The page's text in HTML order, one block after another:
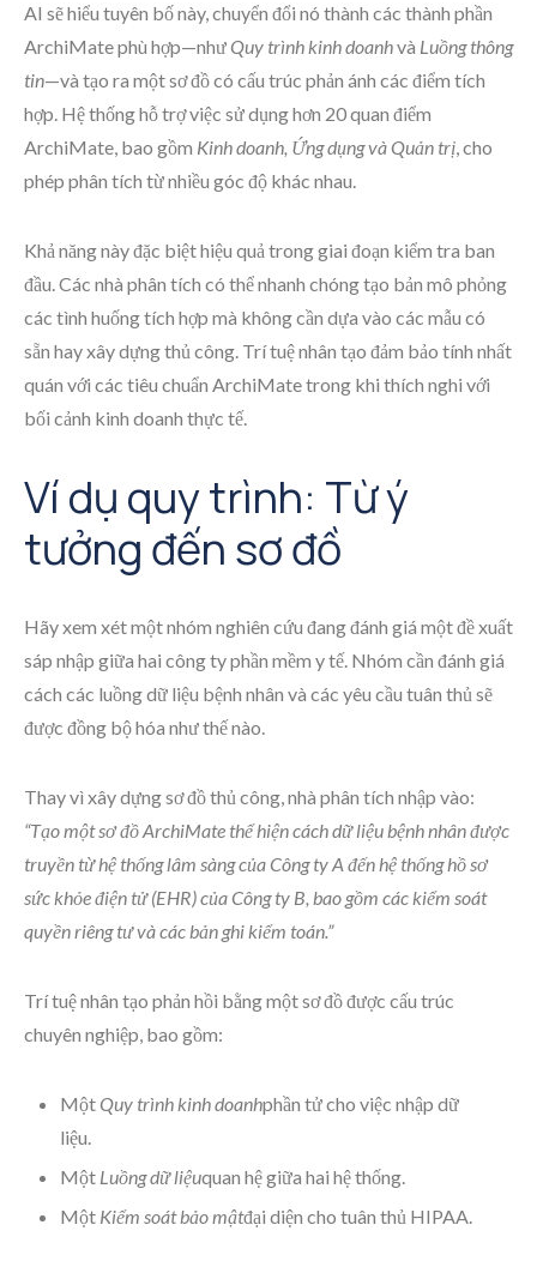
AI sẽ hiểu tuyên bố này, chuyển đổi nó thành các thành phần
ArchiMate phù hợp—nhưQuy trình kinh doanhvà Luồng thông
tin—và tạo ra một sơ đồ có cấu trúc phản ánh các điểm tích
hợp. Hệ thống hỗ trợ việc sử dụng hơn 20 quan điểm
ArchiMate, bao gồm Kinh doanh, Ứng dụng và Quản trị, cho
phép phân tích từ nhiều góc độ khác nhau.
Khả năng này đặc biệt hiệu quả trong giai đoạn kiểm tra ban
đầu. Các nhà phân tích có thể nhanh chóng tạo bản mô phỏng
các tình huống tích hợp mà không cần dựa vào các mẫu có
sẵn hay xây dựng thủ công. Trí tuệ nhân tạo đảm bảo tính nhất
quán với các tiêu chuẩn ArchiMate trong khi thích nghi với
bối cảnh kinh doanh thực tế.
Ví dụ quy trình: Từ ý
tưởng đến sơ đồ
Hãy xem xét một nhóm nghiên cứu đang đánh giá một đề xuất
sáp nhập giữa hai công ty phần mềm y tế. Nhóm cần đánh giá
cách các luồng dữ liệu bệnh nhân và các yêu cầu tuân thủ sẽ
được đồng bộ hóa như thế nào.
Thay vì xây dựng sơ đồ thủ công, nhà phân tích nhập vào:
“Tạo một sơ đồ ArchiMate thể hiện cách dữ liệu bệnh nhân được
truyền từ hệ thống lâm sàng của Công ty A đến hệ thống hồ sơ
sức khỏe điện tử (EHR) của Công ty B, bao gồm các kiểm soát
quyền riêng tư và các bản ghi kiểm toán.”
Trí tuệ nhân tạo phản hồi bằng một sơ đồ được cấu trúc
chuyên nghiệp, bao gồm:
MộtQuy trình kinh doanhphần tử cho việc nhập dữ
liệu.
Một Luồng dữ liệuquan hệ giữa hai hệ thống.
Một Kiểm soát bảo mậtđại diện cho tuân thủ HIPAA.